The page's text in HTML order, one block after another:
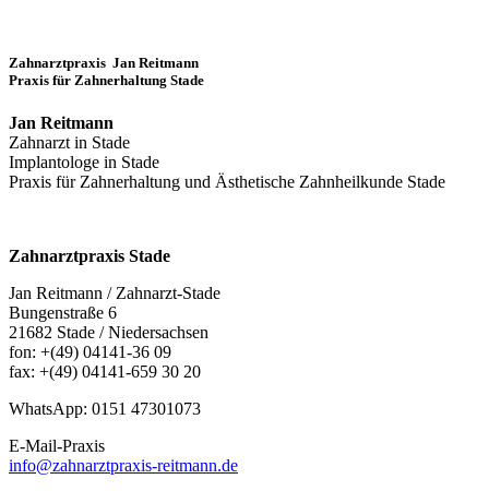
Zahnarztpraxis Jan Reitmann
Praxis für Zahnerhaltung Stade
Jan Reitmann
Zahnarzt in Stade
Implantologe in Stade
Praxis für Zahnerhaltung und Ästhetische Zahnheilkunde Stade
Zahnarztpraxis Stade
Jan Reitmann / Zahnarzt-Stade
Bungenstraße 6
21682 Stade / Niedersachsen
fon: +(49) 04141-36 09
fax: +(49) 04141-659 30 20
WhatsApp: 0151 47301073
E-Mail-Praxis
info@zahnarztpraxis-reitmann.de